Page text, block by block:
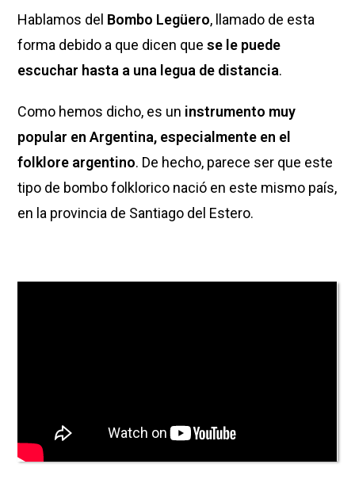
Hablamos del Bombo Legüero, llamado de esta
forma debido a que dicen quese le puede
escuchar hasta a una legua de distancia.
Como hemos dicho, es un instrumento muy
popular en Argentina, especialmente en el
folklore argentino. De hecho, parece ser que este
tipo de bombo folklorico nació en este mismo país,
en la provincia de Santiago del Estero.